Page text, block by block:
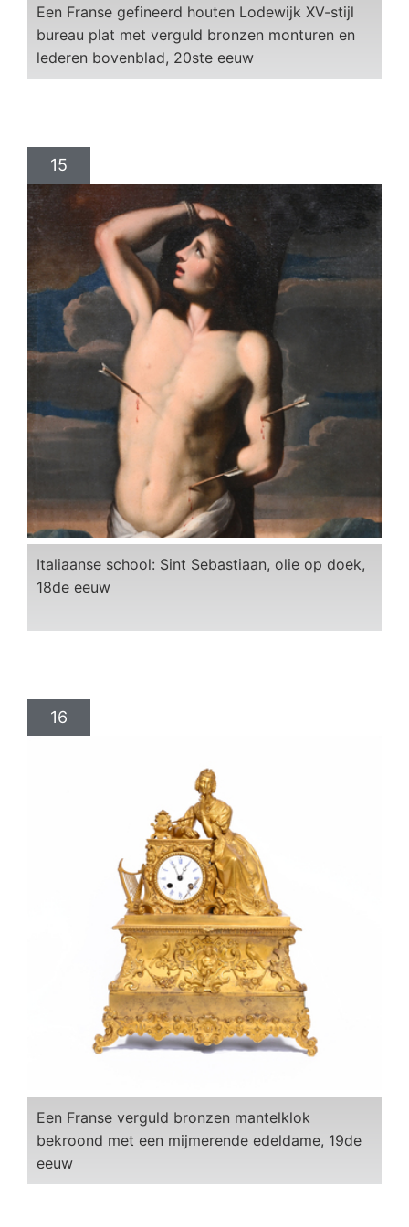
Een Franse gefineerd houten Lodewijk XV-stijl
bureau plat met verguld bronzen monturen en
lederen bovenblad, 20ste eeuw
15
Italiaanse school: Sint Sebastiaan, olie op doek,
18de eeuw
16
Een Franse verguld bronzen mantelklok
bekroond met een mijmerende edeldame, 19de
eeuw